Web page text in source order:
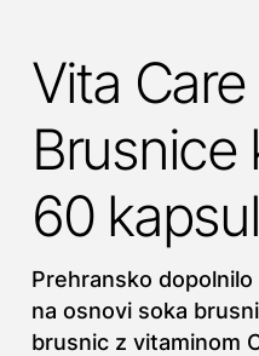
Vita Care
Brusnice
60 kapsul
Prehransko
na osnovi soka
brusnic z vitaminom